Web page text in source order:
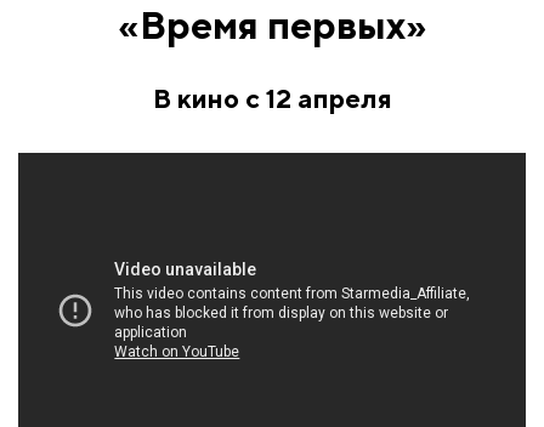
«Время первых»
В кино с 12 апреля